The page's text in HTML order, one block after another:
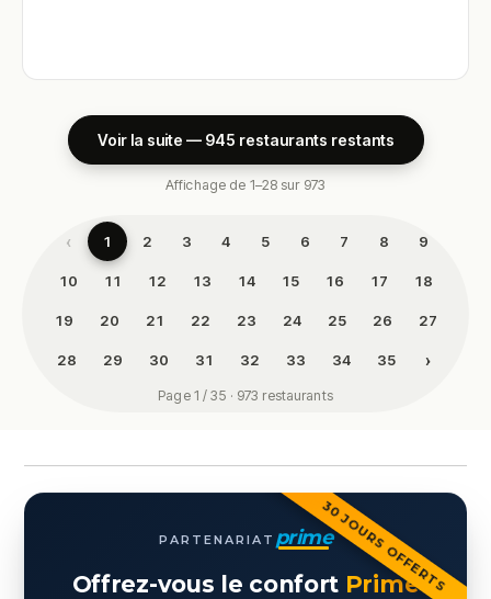
Voir la suite — 945 restaurants restants
Affichage de 1–28 sur 973
‹ 1 2 3 4 5 6 7 8 9
10 11 12 13 14 15 16 17 18
19 20 21 22 23 24 25 26 27
28 29 30 31 32 33 34 35 ›
Page 1 / 35 · 973 restaurants
30 JOURS OFFERTS
PARTENARIAT prime
Offrez-vous le confort Prime